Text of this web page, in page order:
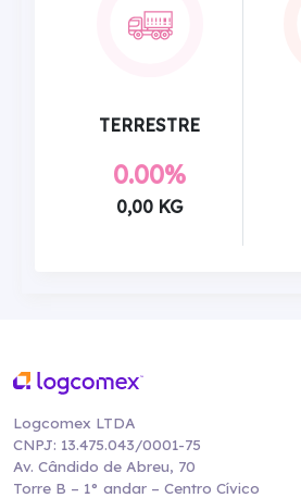
TERRESTRE
0.00%
0,00 KG
Logcomex LTDA
CNPJ: 13.475.043/0001-75
Av. Cândido de Abreu, 70
Torre B – 1° andar – Centro Cívico